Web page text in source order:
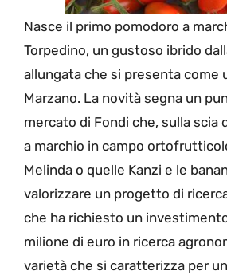
Nasce il primo pomodoro a
Torpedino, un gustoso ibrido
allungata che si presenta come
Marzano. La novità segna un
mercato di Fondi che, sulla scia
a marchio in campo
Melinda o quelle Kanzi e le
valorizzare un progetto di
che ha richiesto un
milione di euro in ricerca
varietà che si caratterizza per